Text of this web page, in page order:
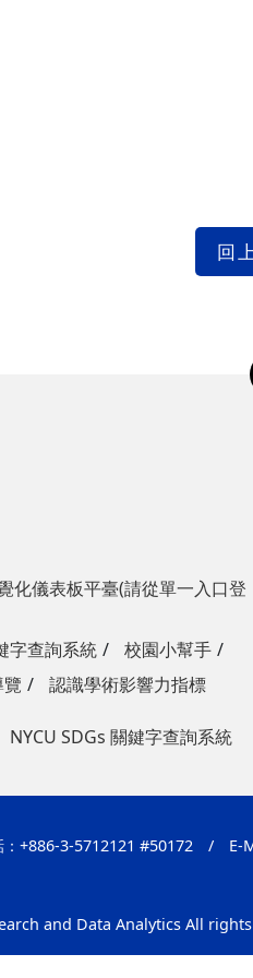
回
化儀表板平臺(請從單一入口登
字查詢系統
校園小幫手
覽
認識學術影響力指標
NYCU SDGs 關鍵字查詢系統
：+886-3-5712121 #50172 / E-
and Data Analytics All